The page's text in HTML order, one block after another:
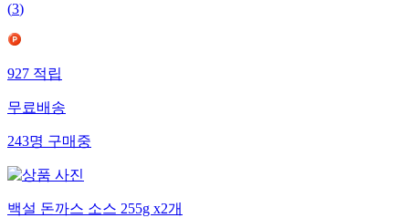
(3)
927 적립
무료배송
243명 구매중
백설 돈까스 소스 255g x2개